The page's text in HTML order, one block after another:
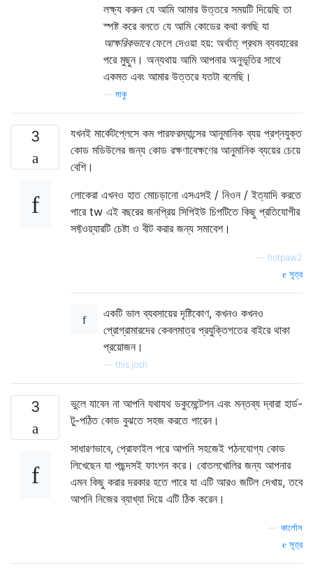
লক্ষ্য করুন যে আমি আমার উত্তরে সময়টি দিয়েছি তা
স্পষ্ট করে বলতে যে আমি কোডের কথা বলছি যা
আক্ষরিকভাবেফেলে দেওয়া হয়: অর্থাত্ প্রথম ব্যবহারের
পরে মুছুন। অন্যথায় আমি আপনার অনুভূতির সাথে
একমত এবং আমার উত্তরে যতটা বলেছি।
মাকু
3
যখনই মার্কেটপ্লেসে কম পারফরম্যান্সের আনুমানিক ব্যয় প্রশ্নযুক্ত
কোড মডিউলের জন্য কোড রক্ষণাবেক্ষণের আনুমানিক ব্যয়ের চেয়ে
বেশি।
লোকেরা এখনও হাত মোচড়ানো এসএসই / নিওন / ইত্যাদি করতে
পারে tw এই বছরের জনপ্রিয় সিপিইউ চিপটিতে কিছু প্রতিযোগীর
সফ্টওয়্যারটি চেষ্টা ও বীট করার জন্য সমাবেশ।
hotpaw2
সূত্র
একটি ভাল ব্যবসায়ের দৃষ্টিকোণ, কখনও কখনও
প্রোগ্রামারদের কেবলমাত্র প্রযুক্তিগতের বাইরে থাকা
প্রয়োজন।
this.josh
3
ভুলে যাবেন না আপনি যথাযথ ডকুমেন্টেশন এবং মন্তব্য দ্বারা হার্ড-
টু-পঠিত কোড বুঝতে সহজ করতে পারেন।
সাধারণভাবে, প্রোফাইল পরে আপনি সহজেই পঠনযোগ্য কোড
লিখেছেন যা পছন্দসই ফাংশন করে। বোতলখোলির জন্য আপনার
এমন কিছু করার দরকার হতে পারে যা এটি আরও জটিল দেখায়, তবে
আপনি নিজের ব্যাখ্যা দিয়ে এটি ঠিক করেন।
কার্লোস
সূত্র